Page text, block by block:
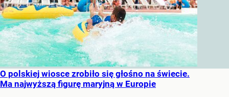
O polskiej wiosce zrobiło się głośno na świecie.
Ma najwyższą figurę maryjną w Europie